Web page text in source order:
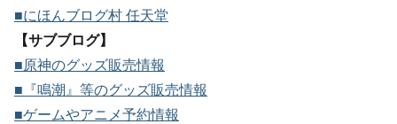
■にほんブログ村 任天堂
【サブブログ】
■原神のグッズ販売情報
■『鳴潮』等のグッズ販売情報
■ゲームやアニメ予約情報